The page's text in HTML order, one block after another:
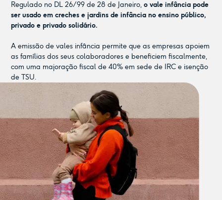
Regulado no DL 26/99 de 28 de Janeiro,o vale infância pode
ser usado em creches e jardins de infância no ensino público,
privado e privado solidário.
A emissão de vales infância permite que as empresas apoiem
as famílias dos seus colaboradores e beneficiem fiscalmente,
com uma majoração fiscal de 40% em sede de IRC e isenção
de TSU.